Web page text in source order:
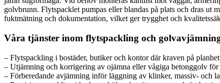
golvbrunn. Flytspacklet pumpas eller blandas på plats och dras
fuktmätning och dokumentation, vilket ger trygghet och
Våra tjänster inom flytspackling och
– Flytspackling i bostäder, butiker och kontor där kraven på
– Utjämning och korrigering av ojämna eller vågiga betonggolv
– Förberedande avjämning inför läggning av klinker, massiv- och